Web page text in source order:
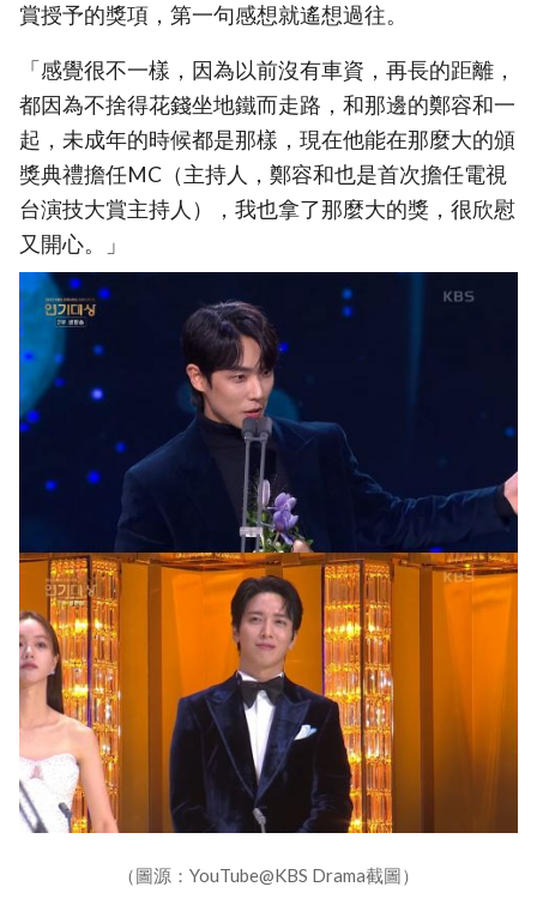
賞授予的獎項，第一句感想就遙想過往。
「感覺很不一樣，因為以前沒有車資，再長的距離，
都因為不捨得花錢坐地鐵而走路，和那邊的鄭容和一
起，未成年的時候都是那樣，現在他能在那麼大的頒
獎典禮擔任MC（主持人，鄭容和也是首次擔任電視
台演技大賞主持人），我也拿了那麼大的獎，很欣慰
又開心。」
（圖源：YouTube@KBS Drama截圖）